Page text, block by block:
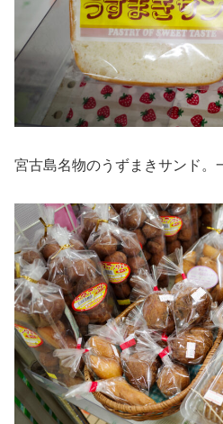
宮古島名物のうずまきサンド。